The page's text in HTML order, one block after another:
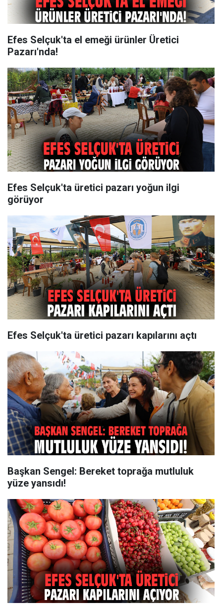
Efes Selçuk'ta el emeği ürünler Üretici
Pazarı'nda!
Efes Selçuk'ta üretici pazarı yoğun ilgi
görüyor
Efes Selçuk'ta üretici pazarı kapılarını açtı
Başkan Sengel: Bereket toprağa mutluluk
yüze yansıdı!